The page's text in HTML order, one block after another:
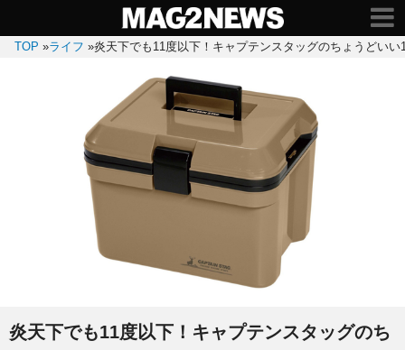
TOP »ライフ »炎天下でも11度以下！キャプテンスタッグのちょうどい
炎天下でも11度以下！キャプテンスタッグのち